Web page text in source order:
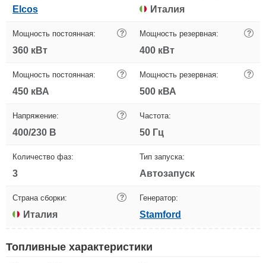
Elcos Италия
Мощность постоянная: ?
360 кВт
Мощность резервная: ?
400 кВт
Мощность постоянная: ?
450 кВА
Мощность резервная: ?
500 кВА
Напряжение: ?
400/230 В
Частота:
50 Гц
Количество фаз:
3
Тип запуска:
Автозапуск
Страна сборки: ?
Италия
Генератор:
Stamford
Топливные характеристики